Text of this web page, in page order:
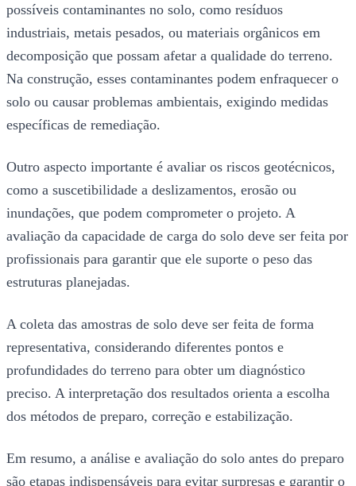
possíveis contaminantes no solo, como resíduos
industriais, metais pesados, ou materiais orgânicos em
decomposição que possam afetar a qualidade do terreno.
Na construção, esses contaminantes podem enfraquecer o
solo ou causar problemas ambientais, exigindo medidas
específicas de remediação.
Outro aspecto importante é avaliar os riscos geotécnicos,
como a suscetibilidade a deslizamentos, erosão ou
inundações, que podem comprometer o projeto. A
avaliação da capacidade de carga do solo deve ser feita por
profissionais para garantir que ele suporte o peso das
estruturas planejadas.
A coleta das amostras de solo deve ser feita de forma
representativa, considerando diferentes pontos e
profundidades do terreno para obter um diagnóstico
preciso. A interpretação dos resultados orienta a escolha
dos métodos de preparo, correção e estabilização.
Em resumo, a análise e avaliação do solo antes do preparo
são etapas indispensáveis para evitar surpresas e garantir o